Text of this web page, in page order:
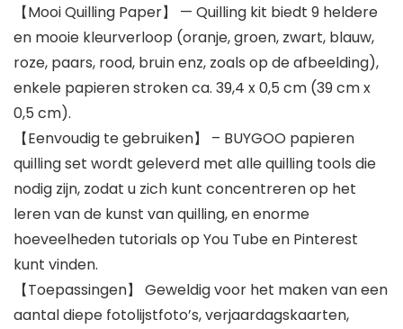
【Mooi Quilling Paper】 — Quilling kit biedt 9 heldere
en mooie kleurverloop (oranje, groen, zwart, blauw,
roze, paars, rood, bruin enz, zoals op de afbeelding),
enkele papieren stroken ca. 39,4 x 0,5 cm (39 cm x
0,5 cm).
【Eenvoudig te gebruiken】 – BUYGOO papieren
quilling set wordt geleverd met alle quilling tools die
nodig zijn, zodat u zich kunt concentreren op het
leren van de kunst van quilling, en enorme
hoeveelheden tutorials op You Tube en Pinterest
kunt vinden.
【Toepassingen】 Geweldig voor het maken van een
aantal diepe fotolijstfoto’s, verjaardagskaarten,